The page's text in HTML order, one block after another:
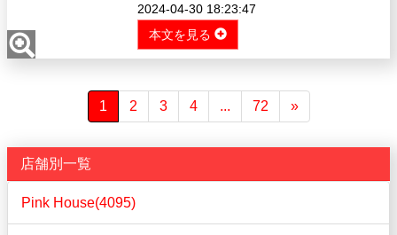
2024-04-30 18:23:47
本文を見る
1 2 3 4 ... 72 »
店舗別一覧
Pink House(4095)